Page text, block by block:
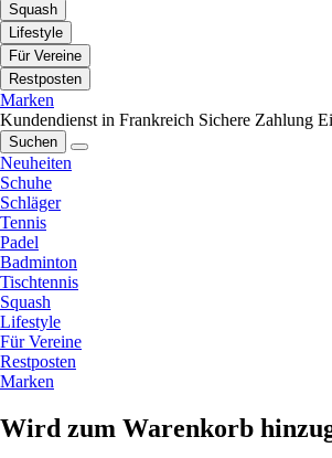
Squash
Lifestyle
Für Vereine
Restposten
Marken
Kundendienst in Frankreich Sichere Zahlung
Suchen
Neuheiten
Schuhe
Schläger
Tennis
Padel
Badminton
Tischtennis
Squash
Lifestyle
Für Vereine
Restposten
Marken
Wird zum Warenkorb